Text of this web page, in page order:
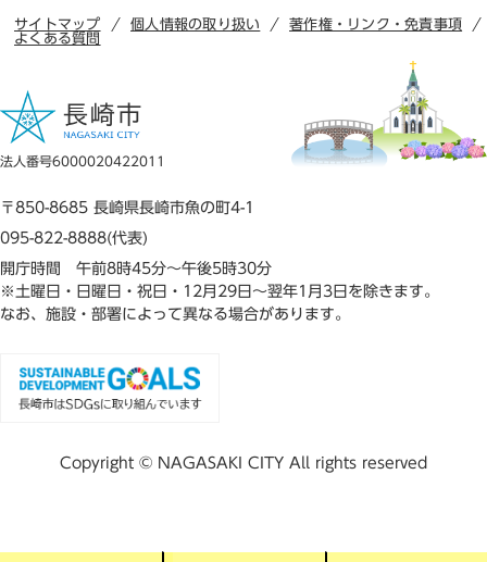
サイトマップ 個人情報の取り扱い
著作権・リンク・免責事項
よくある質問
法人番号6000020422011
〒850-8685 長崎県長崎市魚の町4-1
095-822-8888(代表)
開庁時間 午前8時45分～午後5時30分
※土曜日・日曜日・祝日・12月29日～翌年1月3日を除きます。
なお、施設・部署によって異なる場合があります。
Copyright © NAGASAKI CITY All rights reserved